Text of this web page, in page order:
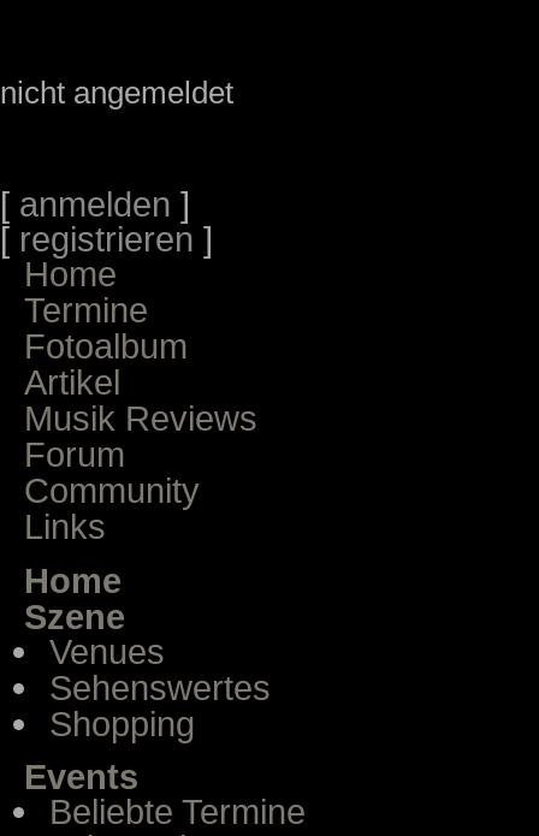
nicht angemeldet
[ anmelden ]
[ registrieren ]
Home
Termine
Fotoalbum
Artikel
Musik Reviews
Forum
Community
Links
Home
Szene
Venues
Sehenswertes
Shopping
Events
Beliebte Termine